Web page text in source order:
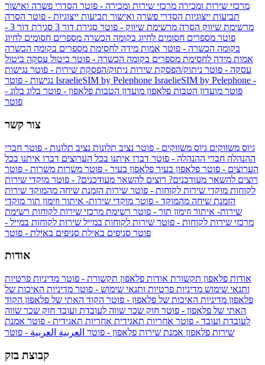
מרכזי שירות ומכירה מרכזי שירות ומכירה - פוטר הסדרי פשרה ואישור
תביעות ייצוגיות הסדרי פשרה ואישור תביעות ייצוגיות - פוטר הסרה
מרשימת שיווק הסרה מרשימת שיווק - פוטר סגירת דור 3
סגירת דור 3 -
פוטר מספרים חסומים לחיוג בקומה הכשרה מספרים חסומים לחיוג
בקומה הכשרה - פוטר אמות מידה לחסימת מספרים בקומה הכשרה
אמות מידה לחסימת מספרים בקומה הכשרה - פוטר ביטול עסקה ביטול
עסקה - פוטר ניתוק/הפסקת שירות ניתוק/הפסקת שירות - פוטר נגישות
IsraelieSIM by Pelephone IsraelieSIM by Pelephone -
פוטר מועדון הטבות פלאפון מועדון הטבות פלאפון - פוטר בלוג בלוג -
פוטר
צור קשר
גיוס משווקים גיוס משווקים - פוטר נציב תלונות נציב תלונות - פוטר חברי
ההנהלה חברי ההנהלה - פוטר דברו איתנו בכל הערוצים דברו איתנו בכל
הערוצים - פוטר פלאפון בעיר פלאפון בעיר - פוטר משרות משרות - פוטר
רוצים להשאר מעודכנים? רוצים להשאר מעודכנים? - פוטר מוקדי שירות
לקוחות מוקדי שירות לקוחות - פוטר שירות הזמנת שיחה מהמוקד שירות
הזמנת שיחה מהמוקד - פוטר מוקדי שירות- איתור וזימון תור מוקדי
שירות- איתור וזימון תור - פוטר רשימת מרכזי שירות לקוחות רשימת
מרכזי שירות לקוחות - פוטר שירות לקוחות במייל שירות לקוחות במייל -
פוטר סניפים באילת סניפים באילת - פוטר
אודות
אודות פלאפון תקשורת אודות פלאפון תקשורת - פוטר מדיניות פרטיות
ותנאי שימוש מדיניות פרטיות ותנאי שימוש - פוטר מדיניות האיכות של
פלאפון מדיניות האיכות של פלאפון - פוטר הקוד האתי של פלאפון הקוד
האתי של פלאפון - פוטר חוק שכר שווה לעובדת ועובד חוק שכר שווה
לעובדת ועובד - פוטר אחריות תאגידית אחריות תאגידית - פוטר אמנת
שירות פלאפון אמנת שירות פלאפון - פוטר العربية العربية - פוטר
קבוצת בזק